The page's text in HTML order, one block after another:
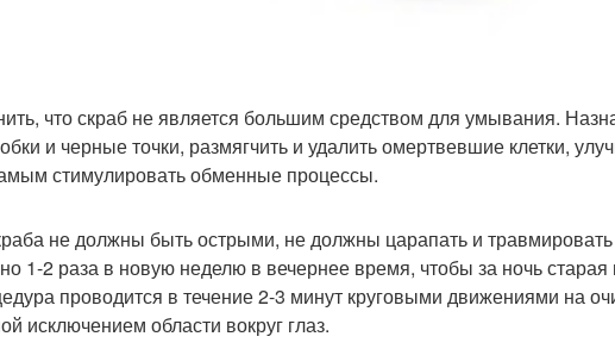
что скраб не является большим средством для умывания.
и черные точки, размягчить и удалить омертвевшие клетки,
стимулировать обменные процессы.
не должны быть острыми, не должны царапать и
1-2 раза в новую неделю в вечернее время, чтобы за ночь старая
проводится в течение 2-3 минут круговыми движениями на
исключением области вокруг глаз.